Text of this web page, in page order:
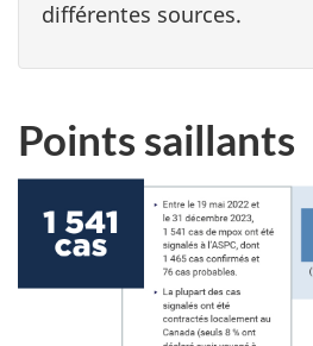
différentes sources.
Points saillants